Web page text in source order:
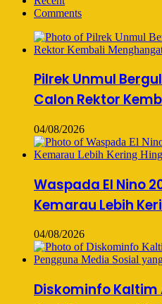
Comments
Pilrek Unmul
Calon Rektor
04/08/2026
Waspada El Nino
Kemarau Lebih
04/08/2026
Diskominfo Kaltim